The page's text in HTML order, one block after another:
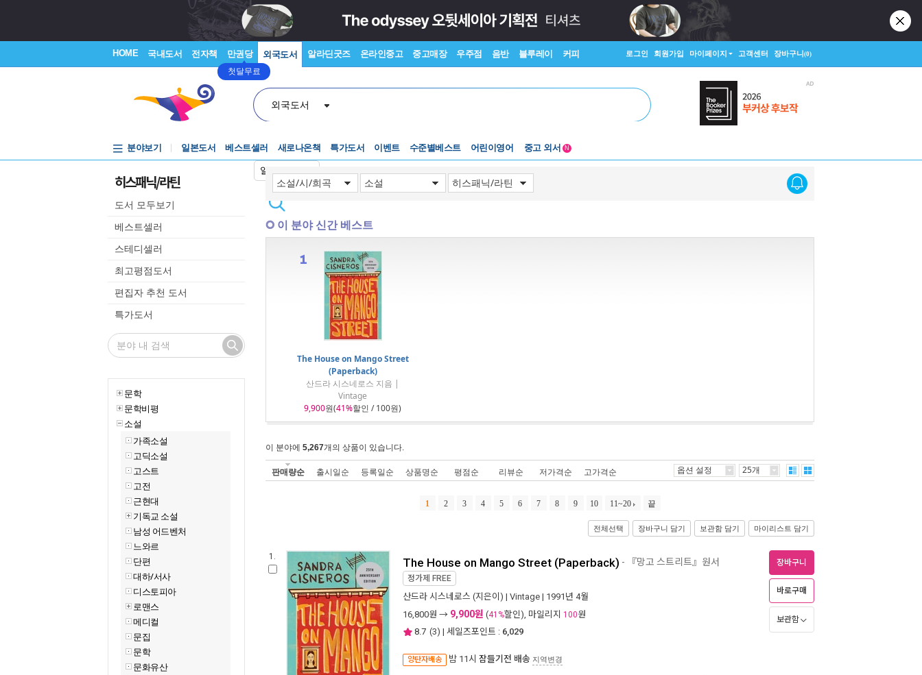
HOME 국내도서 전자책 만권당
첫달무료
외국도서 알라딘굿즈 온라인중고 중고매장 우주점 음반 블루레이 커피 로그인 회원가입 마이페이지 고객센터 장바구니(0)
외국도서
일본어입력기
분야보기 일본도서 베스트셀러 새로나온책 특가도서 이벤트
Lexile®
어린이영어
5백원부터
N
히스패닉/라틴
도서 모두보기
베스트셀러
스테디셀러
최고평점도서
편집자 추천 도서
특가도서
문학
문학비평
소설
가족소설
고딕소설
고스트
고전
근현대
기독교 소설
남성 어드벤처
느와르
단편
대하/서사
디스토피아
로맨스
메디컬
문집
문학
문화유산
이 분야 신간 베스트
The House on Mango Street
(Paperback)
산드라 시스네로스 지음 |
Vintage
9,900원(41%할인 / 100원)
이 분야에 5,267개의 상품이 있습니다.
판매량순 출시일순 등록일순 상품명순 평점순 리뷰순 저가격순 고가격순 옵션 설정 25개
1 2 3 4 5 6 7 8 9 10 11~20 끝
전체선택 장바구니 담기 보관함 담기 마이리스트 담기
1. The House on Mango Street (Paperback) - 『망고 스트리트』원서
정가제 FREE
산드라 시스네로스 (지은이) | Vintage | 1991년 4월
16,800원 → 9,900원 (41%할인), 마일리지 100원
8.7 (3) | 세일즈포인트 : 6,029
양탄자배송 밤 11시 잠들기전 배송 지역변경
장바구니
바로구매
보관함